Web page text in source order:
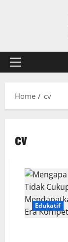
Primary
Home
cv
cv
Edukatif